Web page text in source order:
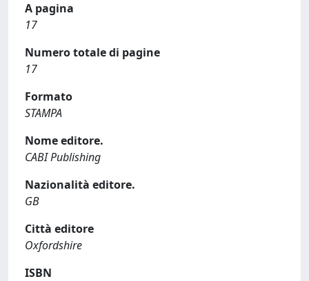
A pagina
17
Numero totale di pagine
17
Formato
STAMPA
Nome editore.
CABI Publishing
Nazionalità editore.
GB
Città editore
Oxfordshire
ISBN